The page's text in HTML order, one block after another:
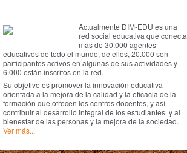
Actualmente DIM-EDU es una
red social educativa que conecta
más de 30.000 agentes
educativos de todo el mundo; de ellos, 20.000 son
participantes activos en algunas de sus actividades y
6.000 están inscritos en la red.
Su objetivo es promover la innovación educativa
orientada a la mejora de la calidad y la eficacia de la
formación que ofrecen los centros docentes, y así
contribuir al desarrollo integral de los estudiantes y al
bienestar de las personas y la mejora de la sociedad.
Ver más...